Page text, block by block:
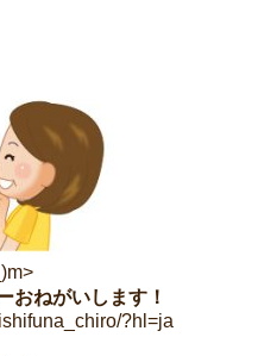
いします！
?hl=ja